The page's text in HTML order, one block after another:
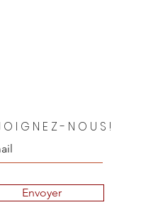
€ NOUS!
Envoyer